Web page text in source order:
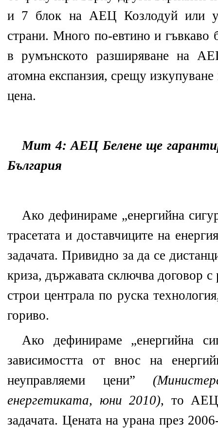
и 7 блок на АЕЦ Козлодуй или
страни. Много по-евтино и гъвкаво
в румънското разширяване на
атомна експанзия, срещу
цена.
Мит 4: АЕЦ Белене ще
България
Ако дефинираме „енергийна
трасетата и доставчиците на
задачата. Привидно за да се
криза, държавата сключва договор
строи централа по руска
гориво.
Ако дефинираме „енергийна
зависимостта от внос на
неуправляеми цени”
енергетиката, юни 2010), то АЕЦ
задачата. Цената на урана през